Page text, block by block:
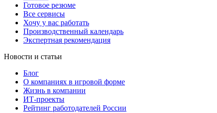
Готовое резюме
Все сервисы
Хочу у вас работать
Производственный календарь
Экспертная рекомендация
Новости и статьи
Блог
О компаниях в игровой форме
Жизнь в компании
ИТ-проекты
Рейтинг работодателей России